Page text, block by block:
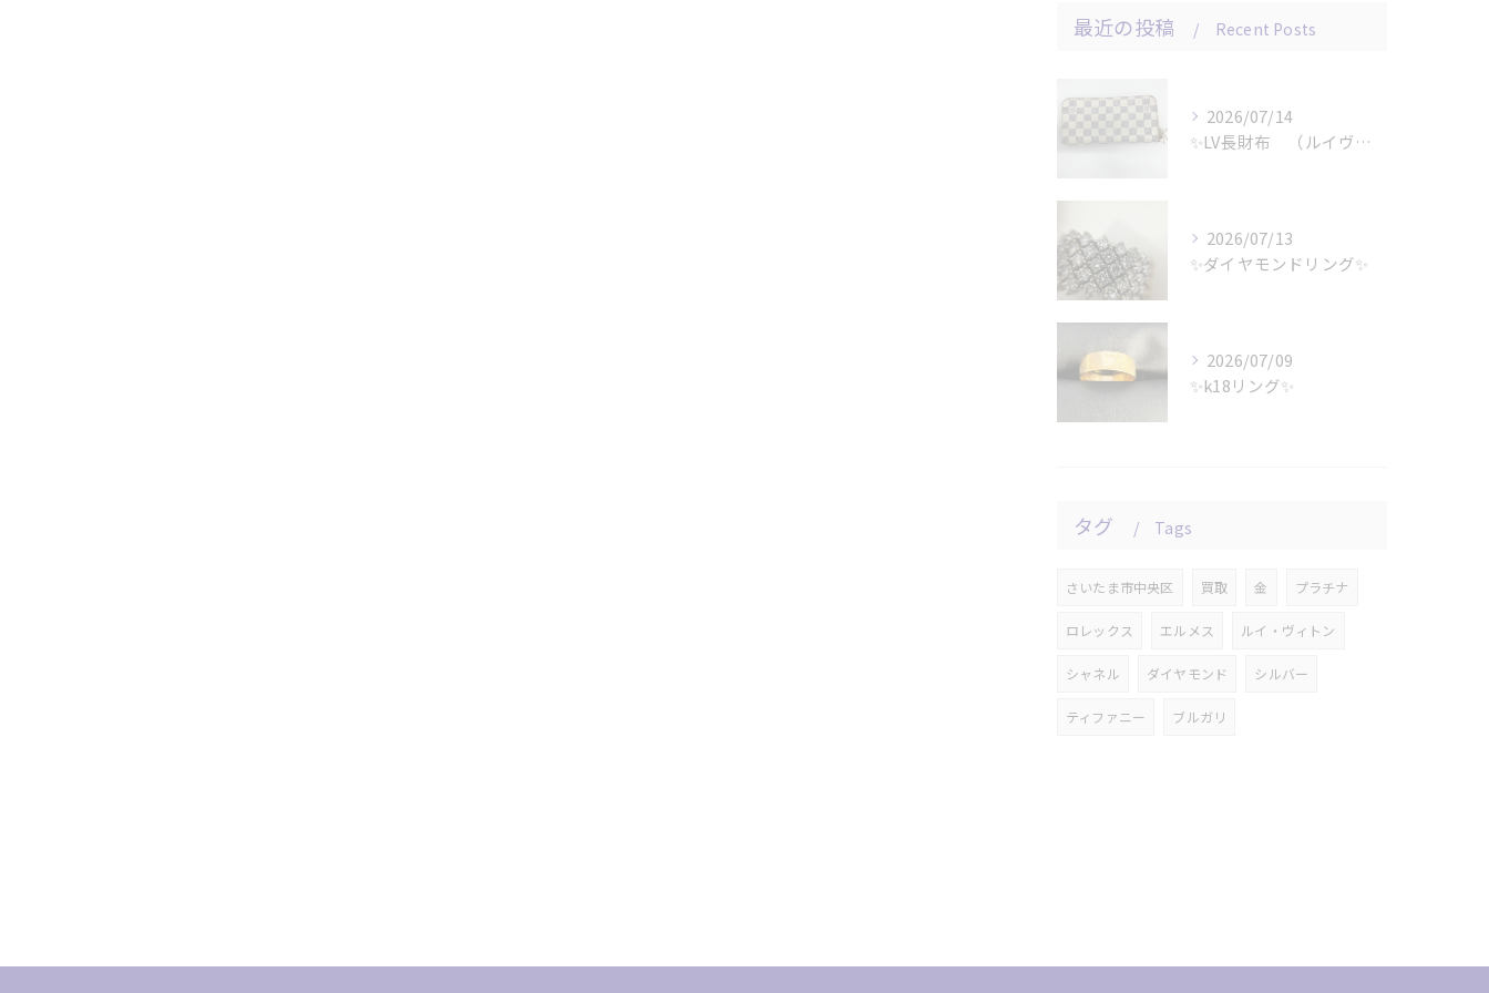
最近の投稿 Recent Posts
2026/07/14
✨LV長財布 （ルイヴィトン）✨
2026/07/13
✨ダイヤモンドリング✨
2026/07/09
✨k18リング✨
タグ Tags
さいたま市中央区 買取 金 プラチナ
ロレックス エルメス ルイ・ヴィトン
シャネル ダイヤモンド シルバー
ティファニー ブルガリ